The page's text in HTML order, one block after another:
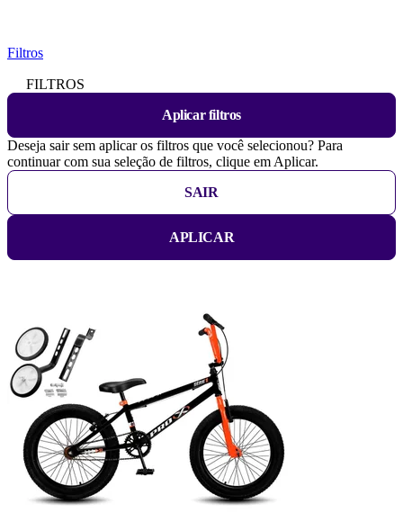
Filtros
FILTROS
Aplicar filtros
Deseja sair sem aplicar os filtros que você selecionou? Para
continuar com sua seleção de filtros, clique em Aplicar.
SAIR
APLICAR